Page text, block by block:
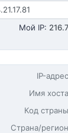
Мой IP:
IP-адрес
Имя хоста
Код
Страна/